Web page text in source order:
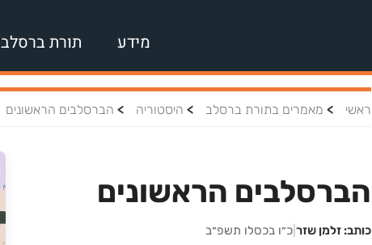
מידע תורת ברסלב
ראשי > מאמרים בתורת ברסלב > היסטוריה > הברסלבים הראשונים
הברסלבים הראשונים
כותב: זלמן שזר כ״ו בכסלו תשפ״ב